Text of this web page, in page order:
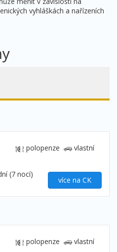
vyhláškách a nařízeních
polopenze vlastní
(7 nocí)
více na CK
polopenze vlastní